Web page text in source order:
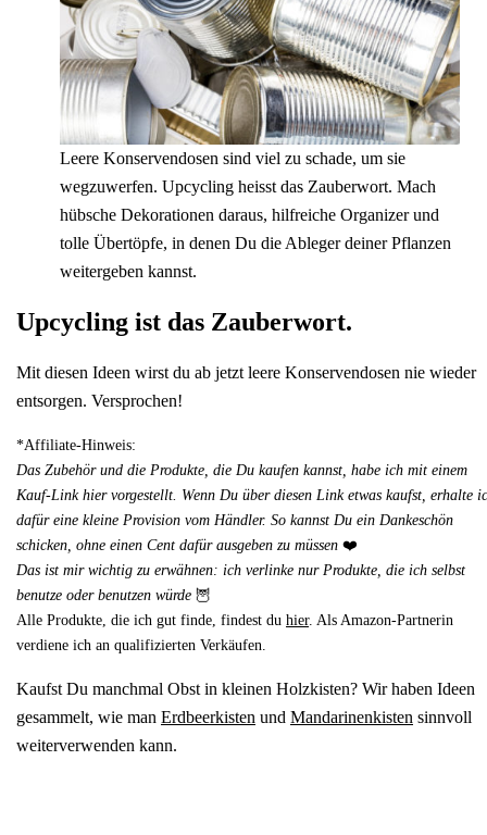
Leere Konservendosen sind viel zu schade, um sie
wegzuwerfen. Upcycling heisst das Zauberwort. Mach
hübsche Dekorationen daraus, hilfreiche Organizer und
tolle Übertöpfe, in denen Du die Ableger deiner Pflanzen
weitergeben kannst.
Upcycling ist das Zauberwort.
Mit diesen Ideen wirst du ab jetzt leere Konservendosen nie wieder
entsorgen. Versprochen!
*Affiliate-Hinweis:
Das Zubehör und die Produkte, die Du kaufen kannst, habe ich mit einem
Kauf-Link hier vorgestellt. Wenn Du über diesen Link etwas kaufst, erhalte
dafür eine kleine Provision vom Händler. So kannst Du ein Dankeschön
schicken, ohne einen Cent dafür ausgeben zu müssen ❤️
Das ist mir wichtig zu erwähnen: ich verlinke nur Produkte, die ich selbst
benutze oder benutzen würde 🦉
Alle Produkte, die ich gut finde, findest du hier. Als Amazon-Partnerin
verdiene ich an qualifizierten Verkäufen.
Kaufst Du manchmal Obst in kleinen Holzkisten? Wir haben Ideen
gesammelt, wie man Erdbeerkisten und Mandarinenkisten sinnvoll
weiterverwenden kann.